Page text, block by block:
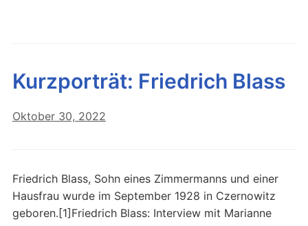
Kurzporträt: Friedrich Blass
Oktober 30, 2022
Friedrich Blass, Sohn eines Zimmermanns und einer
Hausfrau wurde im September 1928 in Czernowitz
geboren.[1]Friedrich Blass: Interview mit Marianne